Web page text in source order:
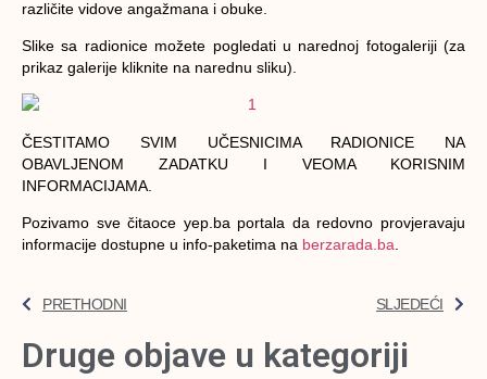
različite vidove angažmana i obuke.
Slike sa radionice možete pogledati u narednoj fotogaleriji (za
prikaz galerije kliknite na narednu sliku).
ČESTITAMO SVIM UČESNICIMA RADIONICE NA
OBAVLJENOM ZADATKU I VEOMA KORISNIM
INFORMACIJAMA.
Pozivamo sve čitaoce yep.ba portala da redovno provjeravaju
informacije dostupne u info-paketima na berzarada.ba
PRETHODNI SLJEDEĆI
Druge objave u kategoriji